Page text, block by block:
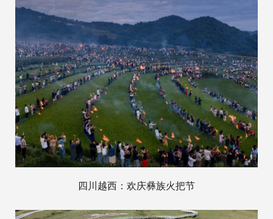
四川越西：欢庆彝族火把节